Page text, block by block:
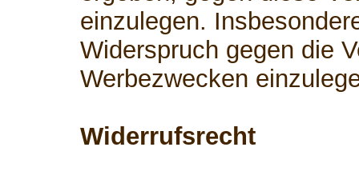
einzulegen.
Widerspruch gegen die
Werbezwecken
Widerrufsrecht